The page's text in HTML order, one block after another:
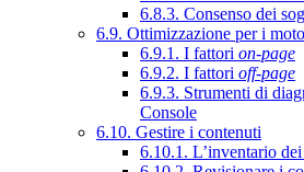
6.8.3. Consenso dei
6.9. Ottimizzazione per i
6.9.1. I fattori on-page
6.9.2. I fattori off-page
6.9.3. Strumenti di
Console
6.10. Gestire i contenuti
6.10.1. L’inventario